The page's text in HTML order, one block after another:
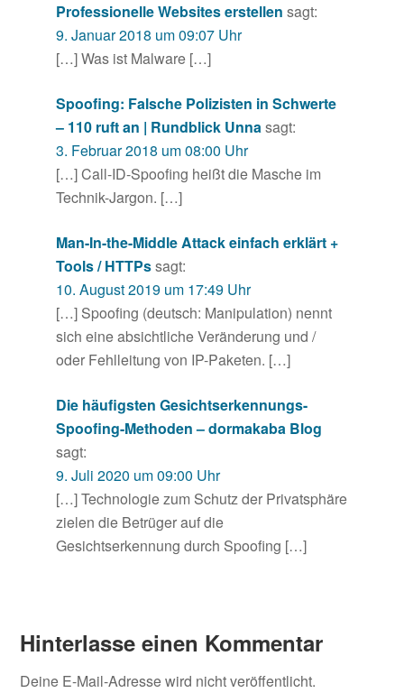
Professionelle Websites erstellen sagt:
9. Januar 2018 um 09:07 Uhr
[…] Was ist Malware […]
Spoofing: Falsche Polizisten in Schwerte
– 110 ruft an | Rundblick Unnasagt:
3. Februar 2018 um 08:00 Uhr
[…] Call-ID-Spoofing heißt die Masche im
Technik-Jargon. […]
Man-In-the-Middle Attack einfach erklärt +
Tools / HTTPssagt:
10. August 2019 um 17:49 Uhr
[…] Spoofing (deutsch: Manipulation) nennt
sich eine absichtliche Veränderung und /
oder Fehlleitung von IP-Paketen. […]
Die häufigsten Gesichtserkennungs-
Spoofing-Methoden – dormakaba Blog
sagt:
9. Juli 2020 um 09:00 Uhr
[…] Technologie zum Schutz der Privatsphäre
zielen die Betrüger auf die
Gesichtserkennung durch Spoofing […]
Hinterlasse einen Kommentar
Deine E-Mail-Adresse wird nicht veröffentlicht.